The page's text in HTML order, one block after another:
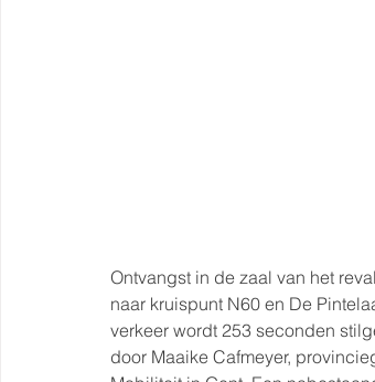
Ontvangst in de zaal van het
naar kruispunt N60 en De
verkeer wordt 253 seconden
door Maaike Cafmeyer,